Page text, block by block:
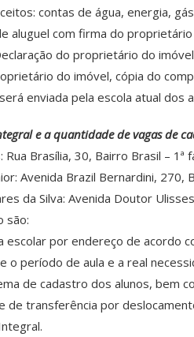
contas de água, energia,
aluguel com firma do
do proprietário do
do imóvel, cópia do
enviada pela escola atual dos
e a quantidade de vagas de
Rua Brasília, 30, Bairro Brasil – 1ª
Avenida Brazil Bernardini, 270,
da Silva: Avenida Doutor
são:
escolar por endereço de acordo
o período de aula e a real
de cadastro dos alunos, bem
de transferência por